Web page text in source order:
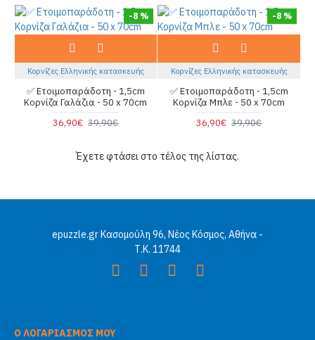
-8 %
Κορνίζες Ελληνικής κατασκευής
✅ Ετοιμοπαράδοτη - 1,5cm
Κορνίζα Γαλάζια - 50 x 70cm
36,90€ 39,90€
-8 %
Κορνίζες Ελληνικής κατασκευής
✅ Ετοιμοπαράδοτη - 1,5cm
Κορνίζα Μπλε - 50 x 70cm
36,90€ 39,90€
Έχετε φτάσει στο τέλος της λίστας.
epuzzle.gr Κασομούλη 96, Νέος Κόσμος, Αθήνα -
Τ.Κ. 11744
Ο ΛΟΓΑΡΙΑΣΜΟΣ ΜΟΥ